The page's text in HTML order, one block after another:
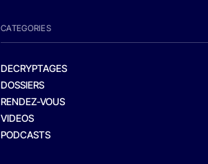
CATEGORIES
DECRYPTAGES
DOSSIERS
RENDEZ-VOUS
VIDEOS
PODCASTS